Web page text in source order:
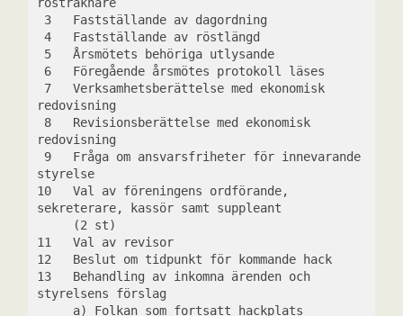
3   Fastställande av dagordning
4   Fastställande av röstlängd
5   Årsmötets behöriga utlysande
6   Föregående årsmötes protokoll läses
redovisning
redovisning
styrelse
10   Val av föreningens ordförande,
sekreterare, kassör samt suppleant
     (2 st)
11   Val av revisor
12   Beslut om tidpunkt för kommande hack
13   Behandling av inkomna ärenden och
styrelsens förslag
     a) Folkan som fortsatt hackplats